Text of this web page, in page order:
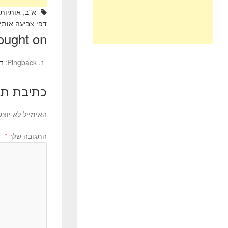
א"ב, אותיות
דפי צביעה
on “
Pingback:
כתיבת
האימייל לא
התגובה שלך *